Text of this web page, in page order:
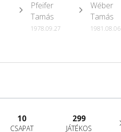
Pfeifer
Tamás
1978.09.27
Wéber
Tamás
1981.08.06
10
CSAPAT
299
JÁTÉKOS